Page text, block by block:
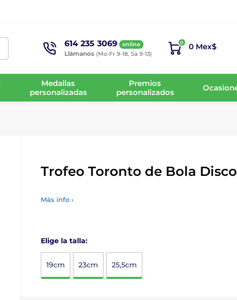
614 235 3069 online
Llámanos (Mo-Fr 9-18, Sa 9-13)
0 0 Mex$
Medallas
personalizadas
Premios
personalizados
Trofeo Toronto de Bola
Más info ›
Elige la talla:
19cm 23cm 25,5cm